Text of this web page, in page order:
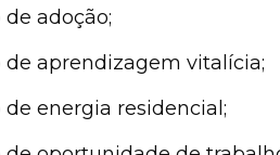
adoção;
de aprendizagem vitalícia;
de energia residencial;